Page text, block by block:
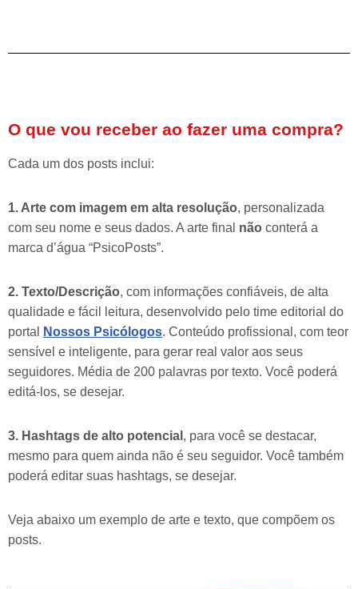
O que vou receber ao fazer uma compra?
Cada um dos posts inclui:
1. Arte com imagem em alta resolução, personalizada
com seu nome e seus dados. A arte final não conterá a
marca d’água “PsicoPosts”.
2. Texto/Descrição, com informações confiáveis, de alta
qualidade e fácil leitura, desenvolvido pelo time editorial do
portal
Nossos Psicólogos. Conteúdo profissional, com teor
sensível e inteligente, para gerar real valor aos seus
seguidores. Média de 200 palavras por texto. Você poderá
editá-los, se desejar.
3. Hashtags de alto potencial , para você se destacar,
mesmo para quem ainda não é seu seguidor. Você também
poderá editar suas hashtags, se desejar.
Veja abaixo um exemplo de arte e texto, que compõem os
posts.